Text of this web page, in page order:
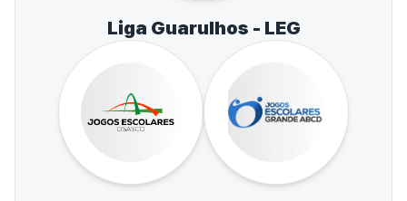
Liga Guarulhos - LEG